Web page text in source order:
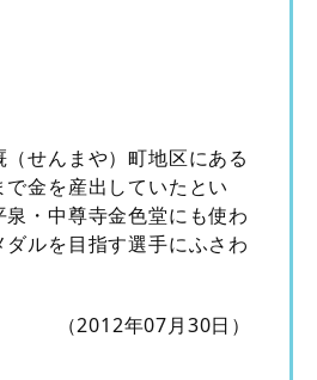
せんまや）町地区にある
金を産出していたとい
泉・中尊寺金色堂にも使わ
ダルを目指す選手にふさわ
（2012年07月30日）